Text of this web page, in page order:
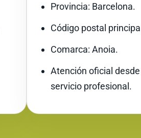
Provincia: Barcelona.
Código postal
Comarca: Anoia.
Atención oficial
servicio profesional.